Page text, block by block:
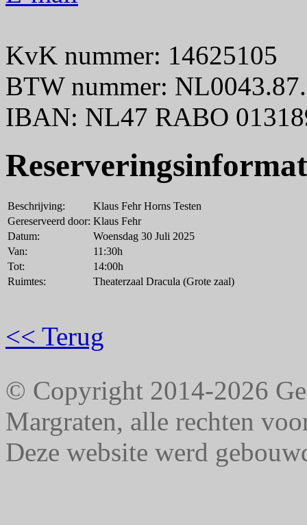
KvK nummer: 14625105
BTW nummer:
IBAN: NL47 RABO
Beschrijving:
Klaus Fehr Horns Testen
Gereserveerd door: Klaus Fehr
Datum:
Woensdag 30 Juli 2025
Van:
11:30h
Tot:
14:00h
Ruimtes:
Theaterzaal Dracula (Grote zaal)
<< Terug
© Copyright 2014-2026
Margraten, alle rechten
Deze website werd